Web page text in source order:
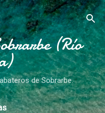
principal
(Río
de Sobrarbe.